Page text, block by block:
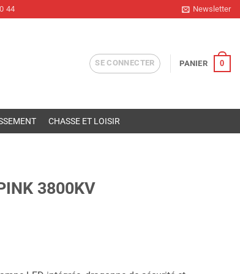
44 Newsletter
SE CONNECTER PANIER 0
CHASSE ET LOISIR
3800KV